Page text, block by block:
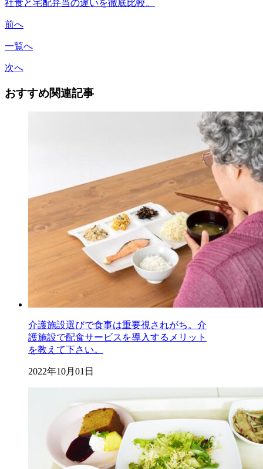
社食と宅配弁当の違いを徹底比較。
前へ
一覧へ
次へ
おすすめ関連記事
介護施設選びで食事は重要視されがち。介
護施設で配食サービスを導入するメリット
を教えて下さい。
2022年10月01日